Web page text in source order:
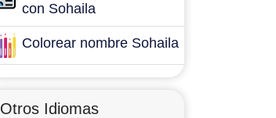
con Sohaila
Colorear nombre Sohaila
Otros Idiomas